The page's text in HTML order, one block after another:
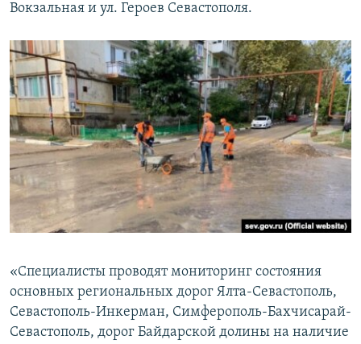
Вокзальная и ул. Героев Севастополя.
«Специалисты проводят мониторинг состояния
основных региональных дорог Ялта-Севастополь,
Севастополь-Инкерман, Симферополь-Бахчисарай-
Севастополь, дорог Байдарской долины на наличие